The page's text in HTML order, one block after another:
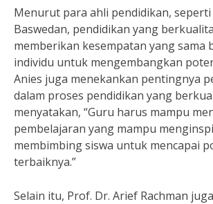
Menurut para ahli pendidikan, seperti
Baswedan, pendidikan yang
memberikan kesempatan yang sama
individu untuk mengembangkan
Anies juga menekankan pentingnya
dalam proses pendidikan yang
menyatakan, “Guru harus mampu
pembelajaran yang mampu
membimbing siswa untuk mencapai
terbaiknya.”
Selain itu, Prof. Dr. Arief Rachman